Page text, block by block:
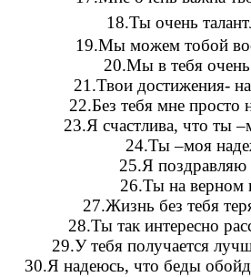
18.Ты очень
19.Мы можем тобой
20.Мы в тебя
21.Твои достижения-
22.Без тебя мне просто
23.Я счастлива, что ты
24.Ты –моя
25.Я поздравляю
26.Ты на верном
27.Жизнь без тебя
28.Ты так интересно
29.У тебя получается
30.Я надеюсь, что беды